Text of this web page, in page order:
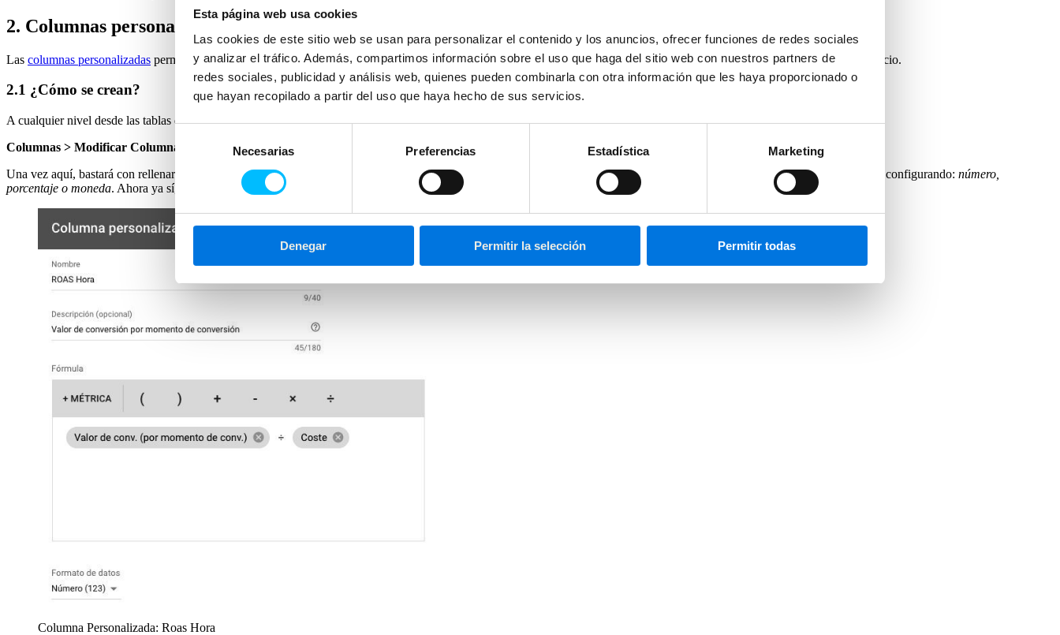
Esta página web usa cookies
Las cookies de este sitio web se usan para personalizar el contenido y los anuncios, ofrecer funciones de redes sociales
y analizar el tráfico. Además, compartimos información sobre el uso que haga del sitio web con nuestros partners de
redes sociales, publicidad y análisis web, quienes pueden combinarla con otra información que les haya proporcionado o
que hayan recopilado a partir del uso que haya hecho de sus servicios.
de
consentimiento
Necesarias Preferencias Estadística Marketing
Denegar Permitir la selección Permitir todas
2. Columnas personalizadas
Las columnas personalizadas permiten generarte tus propias métricas. Están a todos los niveles, las puedes usar tanto como para microconversiones o métricas propias de tu negocio.
2.1 ¿Cómo se crean?
A cualquier nivel desde las tablas de Google Ads:
Columnas > Modificar Columnas > Columnas Personalizadas.
Una vez aquí, bastará con rellenar la fórmula correspondiente, dar nombre a la métrica e incluir una breve descripción opcional. También podrás indicar qué tipo de métrica estás configurando: número,
porcentaje o moneda. Ahora ya sí, con tu nueva métrica ya guardada podrás disponer de sus datos al desplegar las columnas en tus campañas, grupos, anuncios, etcétera.
Columna Personalizada: Roas Hora